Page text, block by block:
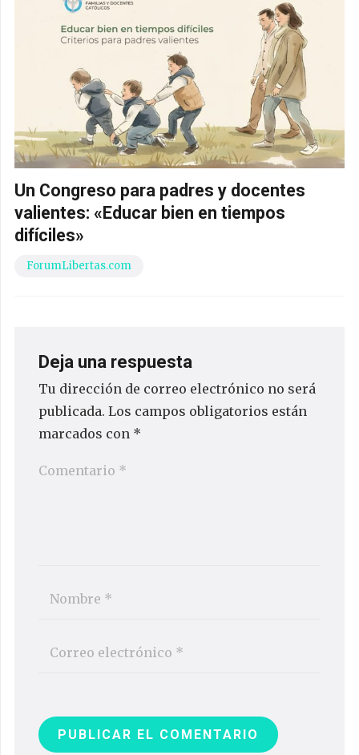
Un Congreso para padres y docentes
valientes: «Educar bien en tiempos
difíciles»
ForumLibertas.com
Deja una respuesta
Tu dirección de correo electrónico no será
publicada. Los campos obligatorios están
marcados con *
PUBLICAR EL COMENTARIO